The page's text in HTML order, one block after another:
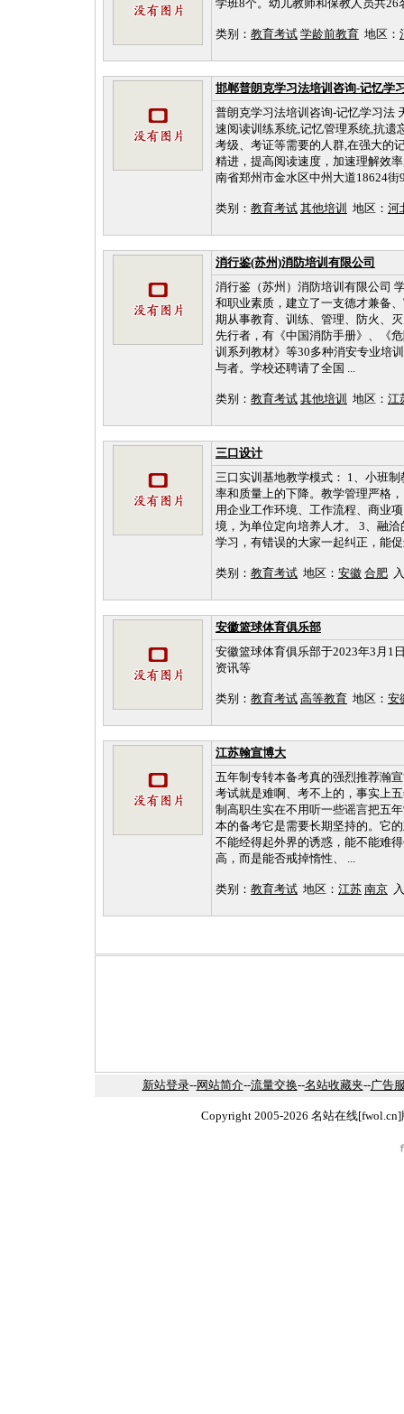
学班8个。幼儿教师和保教人员共
类别： 教育考试 学龄前教育 地区：
邯郸普朗克学习法培训咨询-记忆学
普朗克学习法培训咨询-记忆学习法
速阅读训练系统,记忆管理系统,抗遗
考级、考证等需要的人群,在强大的
精进，提高阅读速度，加速理解效
南省郑州市金水区中州大道18624街
类别： 教育考试 其他培训 地区： 河
消行鉴(苏州)消防培训有限公司
消行鉴（苏州）消防培训有限公司
和职业素质，建立了一支德才兼备
期从事教育、训练、管理、防火、
先行者，有《中国消防手册》、《
训系列教材》等30多种消安专业培
与者。学校还聘请了全国 ...
类别： 教育考试 其他培训 地区： 江
三口设计
三口实训基地教学模式： 1、小班
率和质量上的下降。教学管理严格
用企业工作环境、工作流程、商业
境，为单位定向培养人才。 3、融
学习，有错误的大家一起纠正，能
类别： 教育考试 地区： 安徽 合肥
安徽篮球体育俱乐部
安徽篮球体育俱乐部于2023年3月1
资讯等
类别： 教育考试 高等教育 地区： 安
江苏翰宣博大
五年制专转本备考真的强烈推荐瀚
考试就是难啊、考不上的，事实上
制高职生实在不用听一些谣言把五
本的备考它是需要长期坚持的。它
不能经得起外界的诱惑，能不能难
高，而是能否戒掉惰性、 ...
类别： 教育考试 地区： 江苏 南京
新站登录--网站简介--流量交换--名站收藏夹--广告
Copyright 2005-2026 名站在线